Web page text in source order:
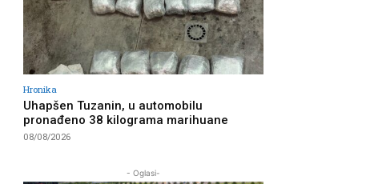
Hronika
Uhapšen Tuzanin, u automobilu
pronađeno 38 kilograma marihuane
08/08/2026
- Oglasi-